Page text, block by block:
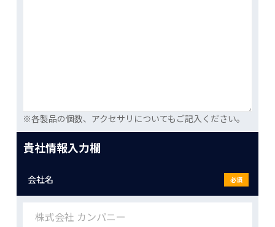
※各製品の個数、アクセサリについてもご記入ください。
貴社情報入力欄
会社名 必須